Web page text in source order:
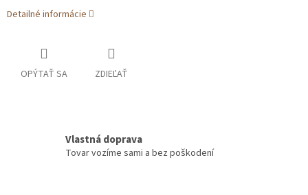
Detailné informácie
OPÝTAŤ SA ZDIEĽAŤ
Vlastná doprava
Tovar vozíme sami a bez poškodení